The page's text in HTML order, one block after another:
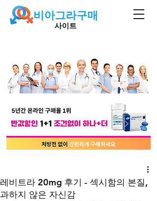
비아그라구매
사이트
레비트라 20mg 후기 - 섹시함의 본질,
과하지 않은 자신감